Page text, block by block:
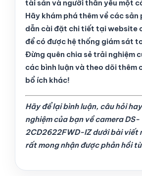
tài sản và người thân yêu một
Hãy khám phá thêm về các sản
dẫn cài đặt chi tiết tại website
để có được hệ thống giám sát
Đừng quên chia sẻ trải nghiệm
các bình luận và theo dõi thêm
bổ ích khác!
Hãy để lại bình luận, câu hỏi
nghiệm của bạn về camera DS-
2CD2622FWD-IZ dưới bài viết
rất mong nhận được phản hồi